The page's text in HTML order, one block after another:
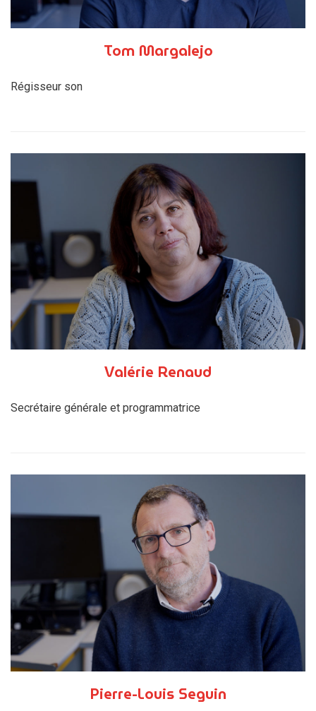
Tom Margalejo
Régisseur son
Valérie Renaud
Secrétaire générale et programmatrice
Pierre-Louis Seguin